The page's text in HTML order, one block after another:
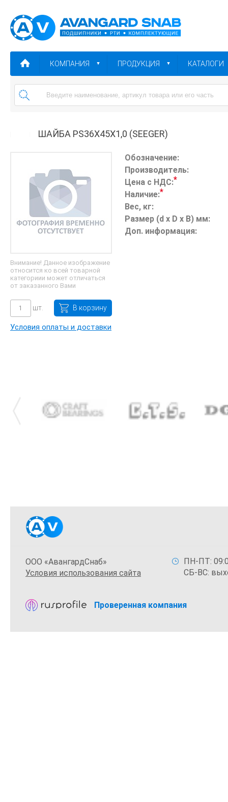
КОМПАНИЯ ПРОДУКЦИЯ КАТАЛОГИ
ШАЙБА PS36X45X1,0 (SEEGER)
Внимание! Данное изображение
относится ко всей товарной
категориии может отличаться
от заказанного Вами
шт. В корзину
Условия оплаты и доставки
Обозначение:
Производитель:
Цена с НДС:*
Наличие:*
Вес, кг:
Размер (d x D x B) мм:
Доп. информация:
ООО «АвангардСнаб»
Условия использования сайта
ПН-ПТ:
СБ-ВС:
Проверенная компания